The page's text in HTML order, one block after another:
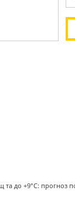
та до +9°С: прогноз